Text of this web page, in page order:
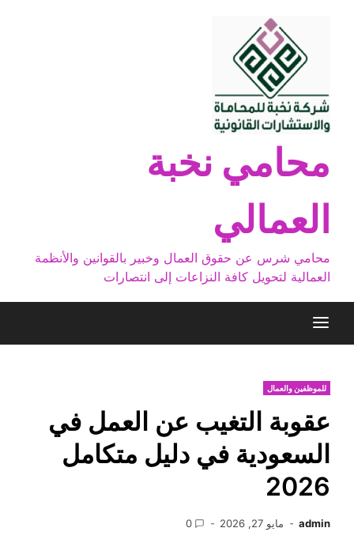
محامي نخبة
العمالي
محامي شرس عن حقوق العمال وخبير بالقوانين والأنظمة
العمالية لتحويل كافة النزاعات إلى انتصارات
للموظفين والعمال
عقوبة التغيب عن العمل في
السعودية في دليل متكامل
2026
admin مايو 27, 2026 0